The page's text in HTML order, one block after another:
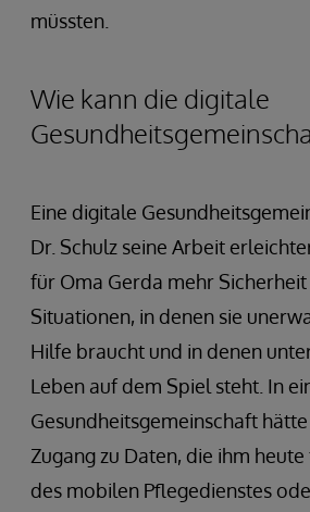
müssten.
Wie kann die digitale
Eine digitale
Dr. Schulz seine Arbeit
für Oma Gerda mehr
Situationen, in denen sie
Hilfe braucht und in denen
Leben auf dem Spiel steht. In
Gesundheitsgemeinschaft
Zugang zu Daten, die ihm
des mobilen Pflegedienstes